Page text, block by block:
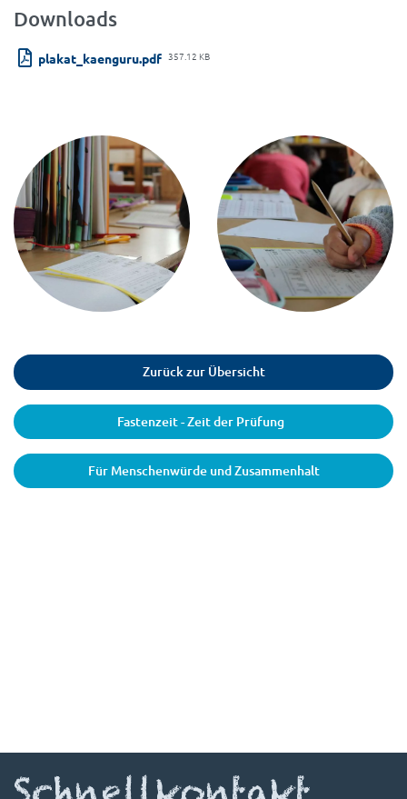
Downloads
plakat_kaenguru.pdf 357.12 KB
Zurück zur Übersicht
Fastenzeit - Zeit der Prüfung
Für Menschenwürde und Zusammenhalt